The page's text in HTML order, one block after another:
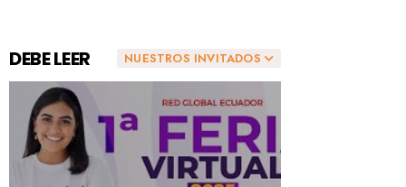
NUESTROS INVITADOS
DEBE LEER